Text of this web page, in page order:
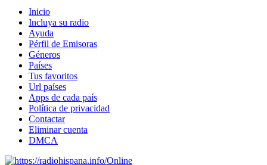
Inicio
Incluya su radio
Ayuda
Pérfil de Emisoras
Géneros
Países
Tus favoritos
Url países
Apps de cada país
Política de privacidad
Contactar
Eliminar cuenta
DMCA
Online